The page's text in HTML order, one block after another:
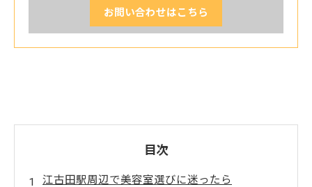
お問い合わせはこちら
目次
江古田駅周辺で美容室選びに迷ったら